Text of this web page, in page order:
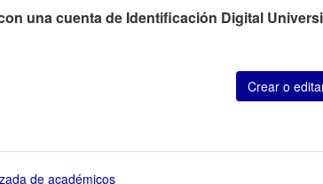
una cuenta de Identificación Digital
Crear o